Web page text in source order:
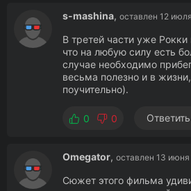
s-mashina, оставлен 12
В третей части уже Рокки
что на любую силу есть
случае необходимо
весьма полезно и в
поучительно).
0 0 Ответить
Omegator, оставлен 13
Сюжет этого фильма